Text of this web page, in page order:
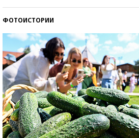
ФОТОИСТОРИИ